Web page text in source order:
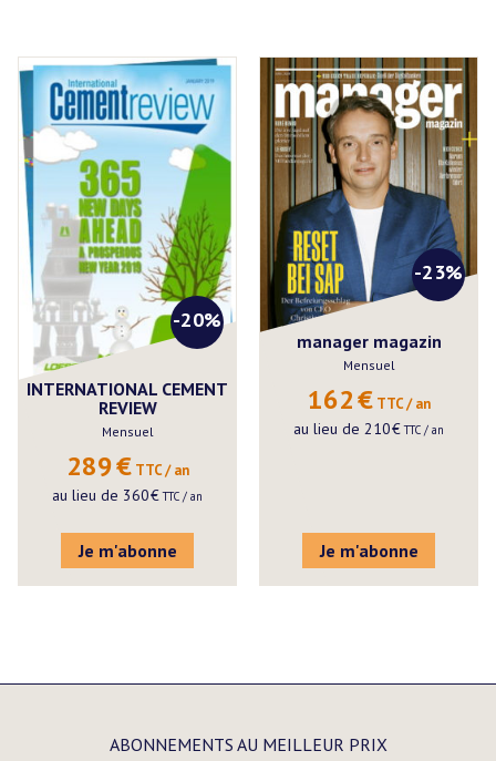
-20%
INTERNATIONAL CEMENT
REVIEW
Mensuel
289€ TTC / an
au lieu de 360€ TTC / an
Je m'abonne
-23%
manager magazin
Mensuel
162€ TTC / an
au lieu de 210€ TTC / an
Je m'abonne
ABONNEMENTS AU MEILLEUR PRIX